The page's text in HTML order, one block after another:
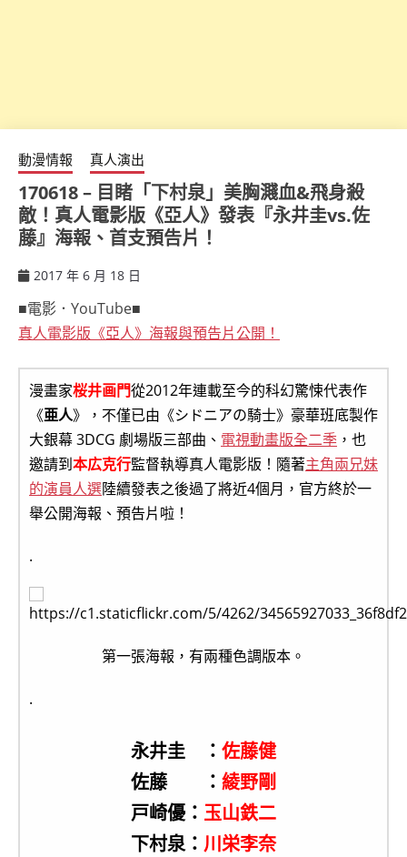
動漫情報 真人演出
170618 – 目睹「下村泉」美胸濺血&飛身殺
敵！真人電影版《亞人》發表『永井圭vs.佐
藤』海報、首支預告片！
2017 年 6 月 18 日
■電影．YouTube■
真人電影版《亞人》海報與預告片公開！
漫畫家桜井画門從2012年連載至今的科幻驚悚代表作
《亜人》，不僅已由《シドニアの騎士》豪華班底製作
大銀幕 3DCG 劇場版三部曲、 電視動畫版全二季 ，也
邀請到本広克行監督執導真人電影版！隨著主角兩兄妹
的演員人選陸續發表之後過了將近4個月，官方終於一
舉公開海報、預告片啦！
.
第一張海報，有兩種色調版本。
.
永井圭 ： 佐藤健
佐藤 ： 綾野剛
戸崎優： 玉山鉄二
下村泉： 川栄李奈